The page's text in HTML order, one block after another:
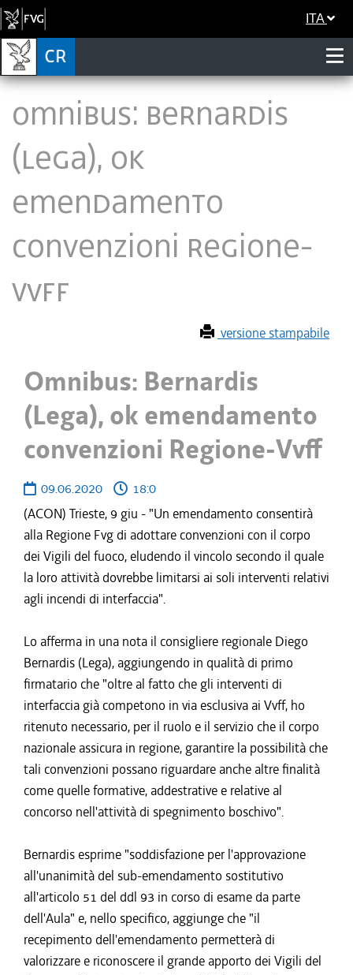
ITA
Omnibus: Bernardis
(Lega), ok
emendamento
convenzioni Regione-
Vvff
versione stampabile
Omnibus: Bernardis
(Lega), ok emendamento
convenzioni Regione-Vvff
09.06.2020
18:0
(ACON) Trieste, 9 giu - "Un emendamento consentirà
alla Regione Fvg di adottare convenzioni con il corpo
dei Vigili del fuoco, eludendo il vincolo secondo il quale
la loro attività dovrebbe limitarsi ai soli interventi relativi
agli incendi di interfaccia".
Lo afferma in una nota il consigliere regionale Diego
Bernardis (Lega), aggiungendo in qualità di primo
firmatario che "oltre al fatto che gli interventi di
interfaccia già competono in via esclusiva ai Vvff, ho
ritenuto necessario, per il ruolo e il servizio che il corpo
nazionale assicura in regione, garantire la possibilità che
tali convenzioni possano riguardare anche altre finalità
come quelle formative, addestrative e relative al
concorso nell'attività di spegnimento boschivo".
Bernardis esprime "soddisfazione per l'approvazione
all'unanimità del sub-emendamento sostitutivo
all'articolo 51 del ddl 93 in corso di esame da parte
dell'Aula" e, nello specifico, aggiunge che "il
recepimento dell'emendamento permetterà di
valorizzare e riconoscere il grande apporto dei Vigili del